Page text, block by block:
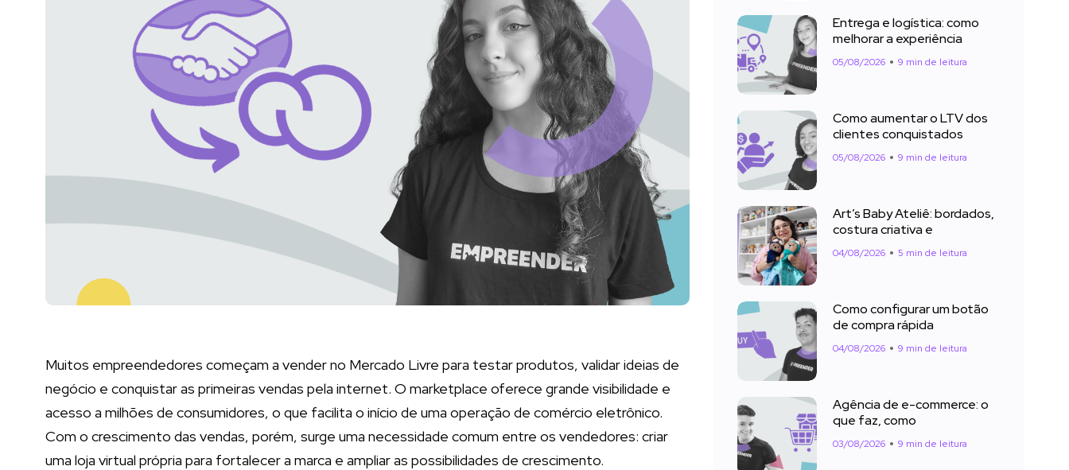
Muitos empreendedores começam a vender no Mercado Livre para testar produtos, validar ideias de
negócio e conquistar as primeiras vendas pela internet. O marketplace oferece grande visibilidade e
acesso a milhões de consumidores, o que facilita o início de uma operação de comércio eletrônico.
Com o crescimento das vendas, porém, surge uma necessidade comum entre os vendedores: criar
uma loja virtual própria para fortalecer a marca e ampliar as possibilidades de crescimento.
Entrega e logística: como
melhorar a experiência
05/08/2026 9 min de leitura
Como aumentar o LTV dos
clientes conquistados
05/08/2026 9 min de leitura
Art’s Baby Ateliê: bordados,
costura criativa e
04/08/2026 5 min de leitura
Como configurar um botão
de compra rápida
04/08/2026 9 min de leitura
Agência de e-commerce: o
que faz, como
03/08/2026 9 min de leitura